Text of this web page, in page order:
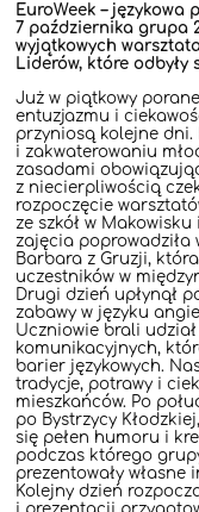
EuroWeek – językowa
7 października grupa
wyjątkowych
Liderów, które odbyły
Już w piątkowy
entuzjazmu i
przyniosą kolejne
i zakwaterowaniu
zasadami
z niecierpliwością
rozpoczęcie
ze szkół w Makowisku
zajęcia poprowadziła
Barbara z Gruzji,
uczestników w
Drugi dzień upłynął
zabawy w języku
Uczniowie brali
komunikacyjnych,
barier językowych.
tradycje, potrawy i
mieszkańców. Po
po Bystrzycy
się pełen humoru i
podczas którego
prezentowały
Kolejny dzień